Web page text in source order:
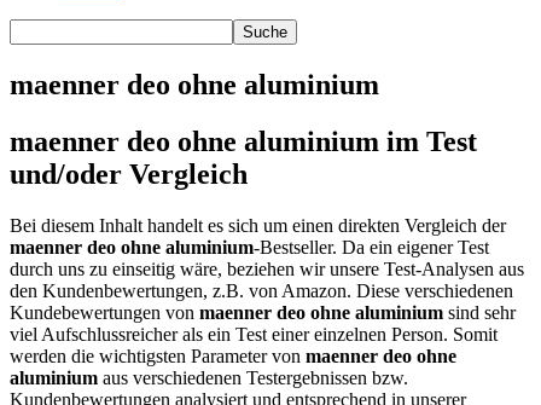
maenner deo ohne aluminium
maenner deo ohne aluminium im Test
und/oder Vergleich
Bei diesem Inhalt handelt es sich um einen direkten Vergleich der
maenner deo ohne aluminium-Bestseller. Da ein eigener Test
durch uns zu einseitig wäre, beziehen wir unsere Test-Analysen aus
den Kundenbewertungen, z.B. von Amazon. Diese verschiedenen
Kundebewertungen von maenner deo ohne aluminium sind sehr
viel Aufschlussreicher als ein Test einer einzelnen Person. Somit
werden die wichtigsten Parameter von maenner deo ohne
aluminium aus verschiedenen Testergebnissen bzw.
Kundenbewertungen analysiert und entsprechend in unserer